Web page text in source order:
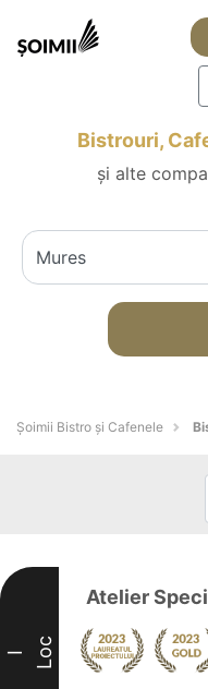
Bistrouri,
și alte
Șoimii Bistro și Cafenele
I Loc
Atelier